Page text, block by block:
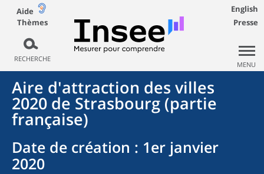
Aide
Thèmes
RECHERCHE
English
Presse
MENU
Aire d'attraction des villes
2020 de Strasbourg (partie
française)
Date de création : 1er janvier
2020